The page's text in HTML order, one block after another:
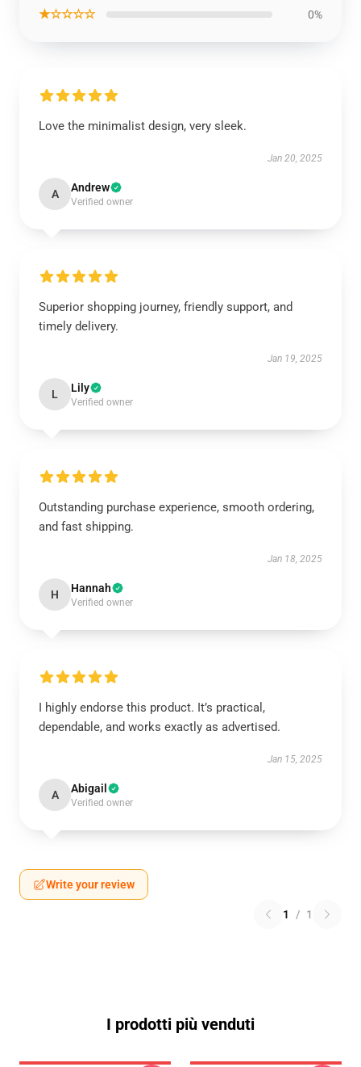
★☆☆☆☆ 0%
Love the minimalist design, very sleek.
Jan 20, 2025
A Andrew
Verified owner
Superior shopping journey, friendly support, and
timely delivery.
Jan 19, 2025
L Lily
Verified owner
Outstanding purchase experience, smooth ordering,
and fast shipping.
Jan 18, 2025
H Hannah
Verified owner
I highly endorse this product. It’s practical,
dependable, and works exactly as advertised.
Jan 15, 2025
A Abigail
Verified owner
Write your review
1 / 1
I prodotti più venduti